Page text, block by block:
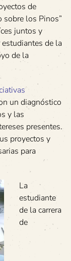
de
sobre los Pinos”
juntos y
estudiantes de la
de la
un diagnóstico
y las
presentes.
proyectos y
para
La
estudiante
de la carrera
de